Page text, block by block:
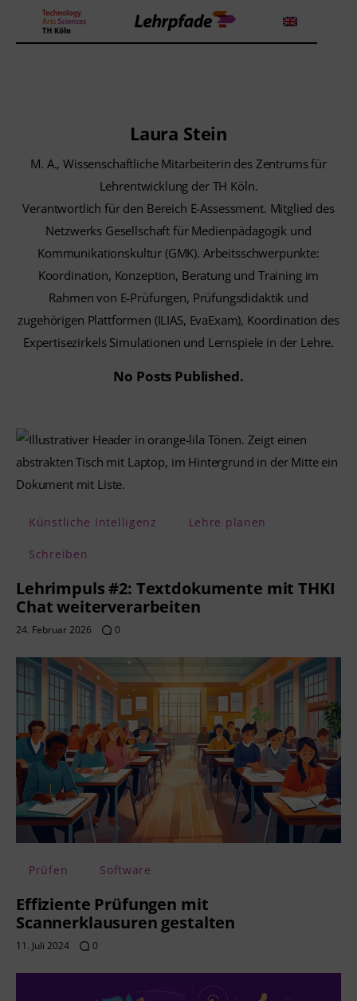
Lehrstrategie
Workshops
Über uns
Laura Stein
M. A., Wissenschaftliche Mitarbeiterin des Zentrums für
Lehrentwicklung der TH Köln.
Verantwortlich für den Bereich E-Assessment. Mitglied des
Netzwerks Gesellschaft für Medienpädagogik und
Kommunikationskultur (GMK). Arbeitsschwerpunkte:
Koordination, Konzeption, Beratung und Training im
Rahmen von E-Prüfungen, Prüfungsdidaktik und
zugehörigen Plattformen (ILIAS, EvaExam), Koordination des
Expertisezirkels Simulationen und Lernspiele in der Lehre.
No Posts Published.
Künstliche Intelligenz Lehre planen
Schreiben
Lehrimpuls #2: Textdokumente mit THKI
Chat weiterverarbeiten
24. Februar 2026 0
Prüfen Software
Effiziente Prüfungen mit
Scannerklausuren gestalten
11. Juli 2024 0